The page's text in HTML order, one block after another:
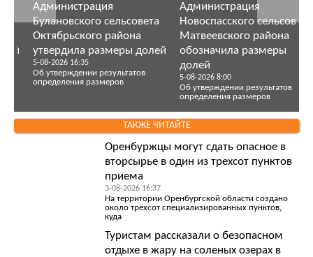
Администрация
Новоспасского сельсовета
Матвеевского района
обозначила размеры
долей
5-08-2026 8:00
Об утверждении результатов
Администрация
Кутушевского сельсовета
Новосергиевского района
утвердила размеры долей
24-07-2026 17:48
Об утверждении результатов
определения размеров
ТАКЖЕ ЧИТАЙТЕ
Оренбуржцы могут сдать опасное в
вторсырье в один из трехсот пунктов
приема
3-08-2026 16:37
На территории Оренбургской области создано
около трёхсот специализированных пунктов,
куда
Туристам рассказали о безопасном
отдыхе в жару на соленых озерах в